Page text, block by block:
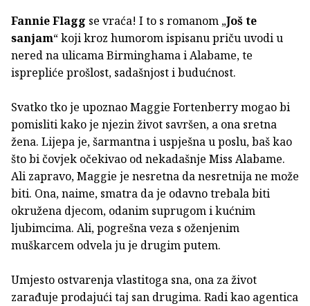
Fannie Flagg se vraća! I to s romanom „Još te
sanjam“ koji kroz humorom ispisanu priču uvodi u
nered na ulicama Birminghama i Alabame, te
isprepliće prošlost, sadašnjost i budućnost.
Svatko tko je upoznao Maggie Fortenberry mogao bi
pomisliti kako je njezin život savršen, a ona sretna
žena. Lijepa je, šarmantna i uspješna u poslu, baš kao
što bi čovjek očekivao od nekadašnje Miss Alabame.
Ali zapravo, Maggie je nesretna da nesretnija ne može
biti. Ona, naime, smatra da je odavno trebala biti
okružena djecom, odanim suprugom i kućnim
ljubimcima. Ali, pogrešna veza s oženjenim
muškarcem odvela ju je drugim putem.
Umjesto ostvarenja vlastitoga sna, ona za život
zarađuje prodajući taj san drugima. Radi kao agentica